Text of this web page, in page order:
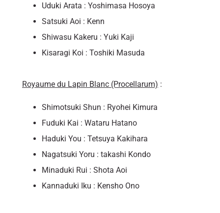
Uduki Arata : Yoshimasa Hosoya
Satsuki Aoi : Kenn
Shiwasu Kakeru : Yuki Kaji
Kisaragi Koi : Toshiki Masuda
Royaume du Lapin Blanc (Procellarum) :
Shimotsuki Shun : Ryohei Kimura
Fuduki Kai : Wataru Hatano
Haduki You : Tetsuya Kakihara
Nagatsuki Yoru : takashi Kondo
Minaduki Rui : Shota Aoi
Kannaduki Iku : Kensho Ono